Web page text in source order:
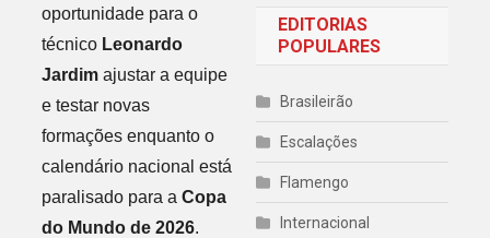
oportunidade para o
técnico Leonardo
Jardimajustar a equipe
e testar novas
formações enquanto o
calendário nacional está
paralisado para a Copa
do Mundo de 2026.
EDITORIAS
POPULARES
Brasileirão
Escalações
Flamengo
Internacional